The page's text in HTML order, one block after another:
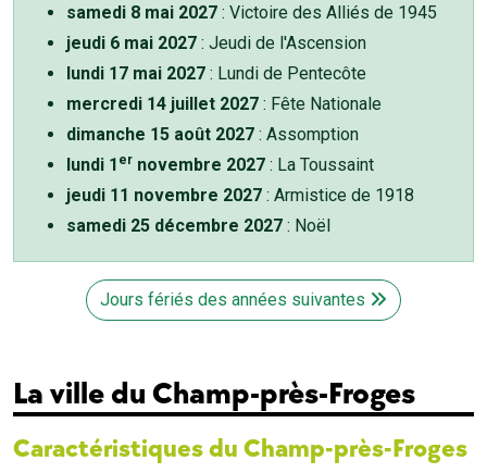
samedi 8 mai 2027 : Victoire des Alliés de 1945
jeudi 6 mai 2027 : Jeudi de l'Ascension
lundi 17 mai 2027 : Lundi de Pentecôte
mercredi 14 juillet 2027 : Fête Nationale
dimanche 15 août 2027 : Assomption
lundi 1 er novembre 2027 : La Toussaint
jeudi 11 novembre 2027 : Armistice de 1918
samedi 25 décembre 2027 : Noël
Jours fériés des années suivantes
La ville du Champ-près-Froges
Caractéristiques du Champ-près-Froges